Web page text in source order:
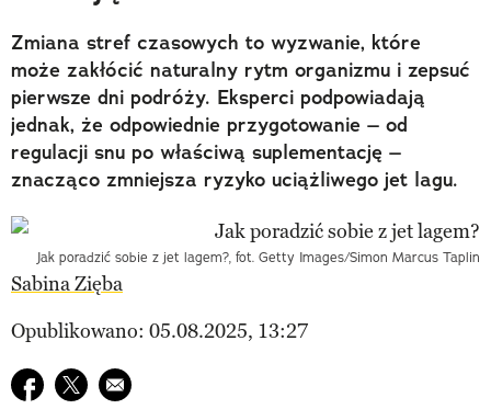
Zmiana stref czasowych to wyzwanie, które
może zakłócić naturalny rytm organizmu i zepsuć
pierwsze dni podróży. Eksperci podpowiadają
jednak, że odpowiednie przygotowanie – od
regulacji snu po właściwą suplementację –
znacząco zmniejsza ryzyko uciążliwego jet lagu.
Jak poradzić sobie z jet lagem?, fot. Getty Images/Simon Marcus Taplin
Sabina Zięba
Opublikowano: 05.08.2025, 13:27
Udostępnij na facebook
Udostępnij na twitter
E-mail do przyjaciela